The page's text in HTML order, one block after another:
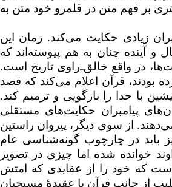
بر فهم متن در قلمرو خود متن به
زیادی حکایت می‌کند. زمان این
آینده چنان به هم پیوسته‌اند که
در واقع خالق‌ـ‌راوی تاریخ است.
بودند، قرآن اعلام می‌کند که قصد
با خدا را بازگویی و ترمیم کند.
پیامبران حکایت‌های مستقلی
از سوی دیگر، پیروان راستین
باید در چارچوب گونه‌شناسی عام
خوانده شده اما چیزی در تصویر
که خود را از عقایدی که امتش
از جانب قرآن با عقیدهٔ مسیحیان